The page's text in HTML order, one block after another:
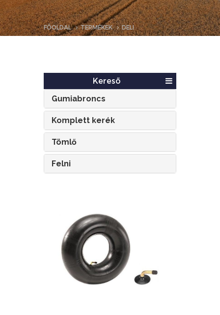
FŐOLDAL TERMÉKEK DELI
Kereső
Gumiabroncs
Komplett kerék
Tömlő
Felni